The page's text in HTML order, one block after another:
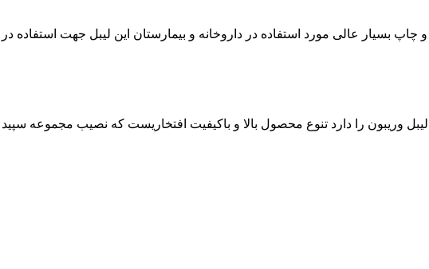
لیبل با چسبندگی بالا و چاپ بسیار عالی مورد استفاده در داروخانه و بیمارستان این لیبل جهت
رول حرارتی ،لیبل وریبون را دارد تنوع محصول بالا و باکیفیت افتخاریست که نصیب